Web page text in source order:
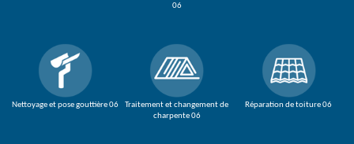
Nettoyage et pose gouttière 06
06
Traitement et changement de
charpente 06
Réparation de toiture 06